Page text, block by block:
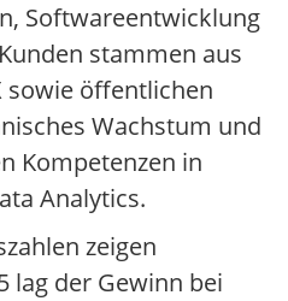
Softwareentwicklung
stammen aus
sowie öffentlichen
Wachstum und
Kompetenzen in
Analytics.
zeigen
lag der Gewinn bei